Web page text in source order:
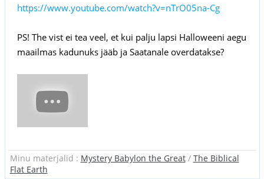
https://www.youtube.com/watch?v=nTrO05na-Cg
PS! The vist ei tea veel, et kui palju lapsi Halloweeni aegu
maailmas kadunuks jääb ja Saatanale overdatakse?
Minu materjalid : Mystery Babylon the Great/ The Biblical
Flat Earth